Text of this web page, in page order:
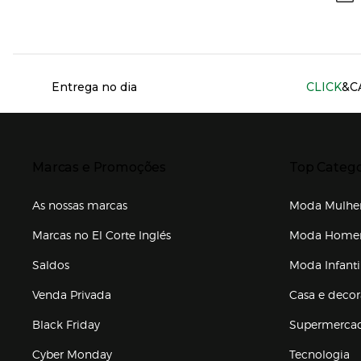
Entrega no dia CLICK
As nossas marcas
Marcas no El Corte Inglés
Saldos
Venda Privada
Black Friday
Cyber Monday
Moda
Moda
Moda
Casa e
Tecnologia